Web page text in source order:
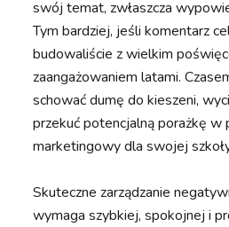
swój temat, zwłaszcza
Tym bardziej, jeśli komentarz
budowaliście z wielkim
zaangażowaniem latami.
schować dumę do kieszeni,
przekuć potencjalną porażkę w
marketingowy dla swojej
Skuteczne zarządzanie
wymaga szybkiej, spokojnej i